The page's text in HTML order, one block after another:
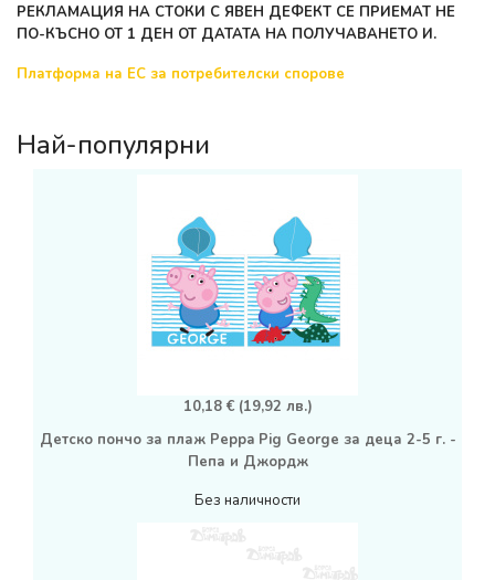
РЕКЛАМАЦИЯ НА СТОКИ С ЯВЕН ДЕФЕКТ СЕ ПРИЕМАТ НЕ
ПО-КЪСНО ОТ 1 ДЕН ОТ ДАТАТА НА ПОЛУЧАВАНЕТО И.
Платформа на ЕС за потребителски спорове
Най-популярни
10,18 € (19,92 лв.)
Детско пончо за плаж Peppa Pig George за деца 2-5 г. -
Пепа и Джордж
Без наличности